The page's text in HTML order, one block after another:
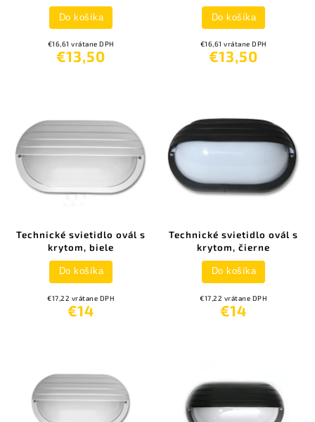
€16,61 vrátane DPH
€13,50
Do košíka
€16,61 vrátane DPH
€13,50
Do košíka
Technické svietidlo ovál s
krytom, biele
€17,22 vrátane DPH
€14
Do košíka
Technické svietidlo ovál s
krytom, čierne
€17,22 vrátane DPH
€14
Do košíka